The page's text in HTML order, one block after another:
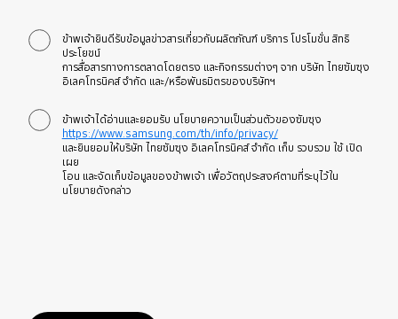
ข้าพเจ้ายินดีรับข้อมูลข่าวสารเกี่ยวกับผลิตภัณฑ์ บริการ โปรโมชั่น สิทธิ
ประโยชน์
การสื่อสารทางการตลาดโดยตรง และกิจกรรมต่างๆ จาก บริษัท ไทยซัมซุง
อิเลคโทรนิคส์ จำกัด และ/หรือพันธมิตรของบริษัทฯ
ข้าพเจ้าได้อ่านและยอมรับ นโยบายความเป็นส่วนตัวของซัมซุง
https://www.samsung.com/th/info/privacy/
และยินยอมให้บริษัท ไทยซัมซุง อิเลคโทรนิคส์ จำกัด เก็บ รวบรวม ใช้ เปิด
เผย
โอน และจัดเก็บข้อมูลของข้าพเจ้า เพื่อวัตถุประสงค์ตามที่ระบุไว้ใน
นโยบายดังกล่าว